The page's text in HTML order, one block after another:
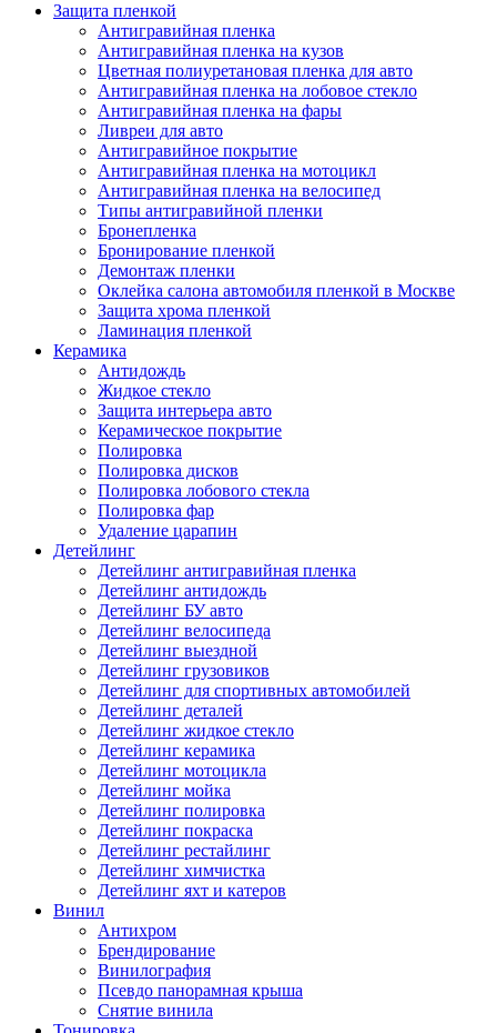
Защита пленкой
Антигравийная пленка
Антигравийная пленка на кузов
Цветная полиуретановая пленка для авто
Антигравийная пленка на лобовое стекло
Антигравийная пленка на фары
Ливреи для авто
Антигравийное покрытие
Антигравийная пленка на мотоцикл
Антигравийная пленка на велосипед
Типы антигравийной пленки
Бронепленка
Бронирование пленкой
Демонтаж пленки
Оклейка салона автомобиля пленкой в Москве
Защита хрома пленкой
Ламинация пленкой
Керамика
Антидождь
Жидкое стекло
Защита интерьера авто
Керамическое покрытие
Полировка
Полировка дисков
Полировка лобового стекла
Полировка фар
Удаление царапин
Детейлинг
Детейлинг антигравийная пленка
Детейлинг антидождь
Детейлинг БУ авто
Детейлинг велосипеда
Детейлинг выездной
Детейлинг грузовиков
Детейлинг для спортивных автомобилей
Детейлинг деталей
Детейлинг жидкое стекло
Детейлинг керамика
Детейлинг мотоцикла
Детейлинг мойка
Детейлинг полировка
Детейлинг покраска
Детейлинг рестайлинг
Детейлинг химчистка
Детейлинг яхт и катеров
Винил
Антихром
Брендирование
Винилография
Псевдо панорамная крыша
Снятие винила